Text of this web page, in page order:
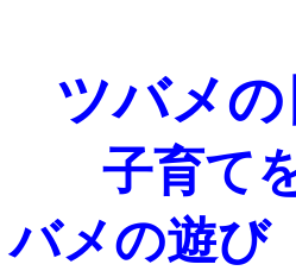
ツバメ
子育て
バメの遊び